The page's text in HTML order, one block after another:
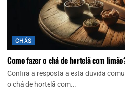
CHÁS
Como fazer o chá de hortelã com
Confira a resposta a esta dúvida
o chá de hortelã com...